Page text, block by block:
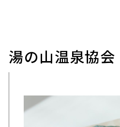
湯の山温泉協会